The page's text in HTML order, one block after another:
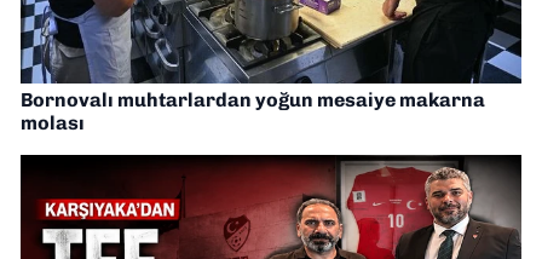
Bornovalı muhtarlardan yoğun mesaiye makarna
molası